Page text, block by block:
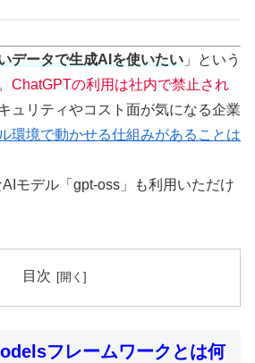
データで生成AIを使いたい 」という
ChatGPTの利用は社内で禁止され
ュリティやコスト面が気になる企業
環境で動かせる仕組みがあることは
モデル「gpt-oss」も利用いただけ
目次
フレームワークとは何